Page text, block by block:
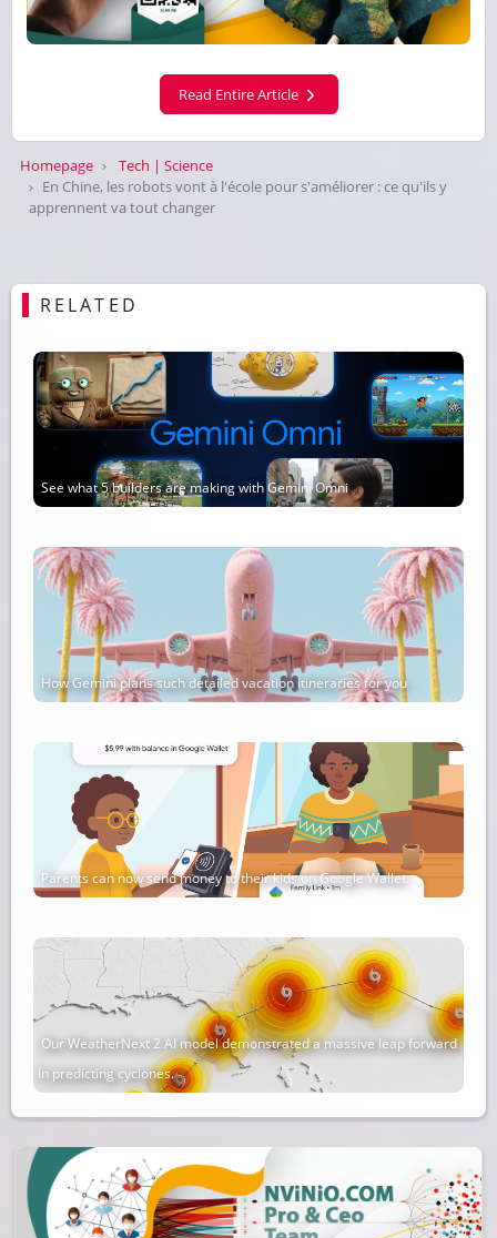
Read Entire Article
Homepage
Tech | Science
En Chine, les robots vont à l'école pour s'améliorer : ce qu'ils y
apprennent va tout changer
RELATED
See what 5 builders are making with Gemini Omni
How Gemini plans such detailed vacation itineraries for you
Parents can now send money to their kids on Google Wallet.
Our WeatherNext 2 AI model demonstrated a massive leap forward
in predicting cyclones.